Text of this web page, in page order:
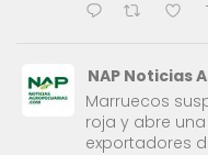
NAP Noticias
Marruecos
roja y abre
exportadores